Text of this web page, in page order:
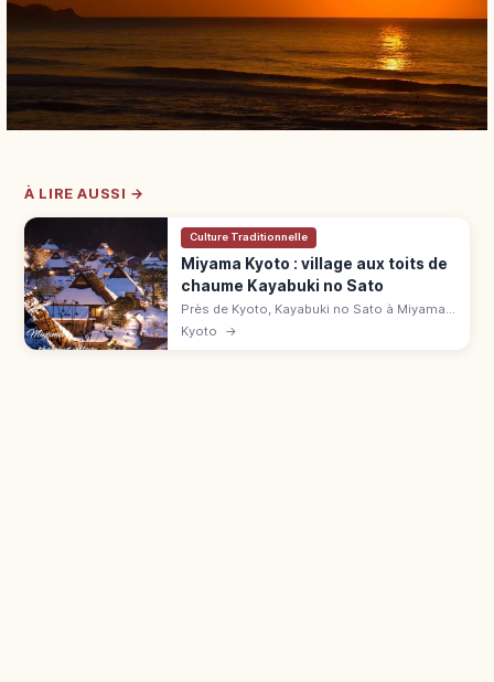
À LIRE AUSSI →
Culture Traditionnelle
Miyama Kyoto : village aux toits de
chaume Kayabuki no Sato
Près de Kyoto, Kayabuki no Sato à Miyama
compte 39 chaumières sur 50 maisons.
Musée, parking, accès en bus depuis
Kyoto →